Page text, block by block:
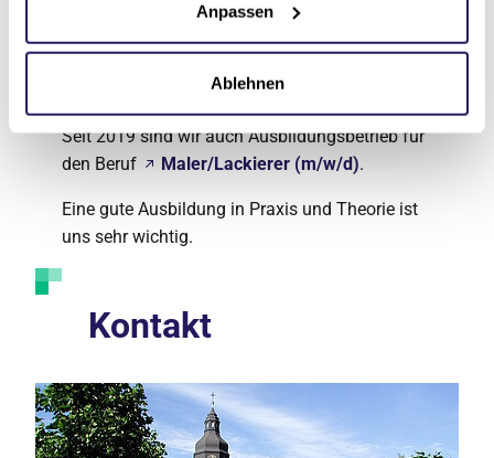
Anpassen
Ablehnen
Ausbildungsbetrieb
Seit 2019 sind wir auch Ausbildungsbetrieb für
den Beruf
Maler/Lackierer (m/w/d).
Eine gute Ausbildung in Praxis und Theorie ist
uns sehr wichtig.
Kontakt